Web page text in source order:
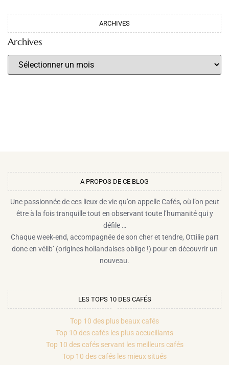
ARCHIVES
Archives
A PROPOS DE CE BLOG​
Une passionnée de ces lieux de vie qu’on appelle Cafés, où l’on peut
être à la fois tranquille tout en observant toute l’humanité qui y
défile …
Chaque week-end, accompagnée de son cher et tendre, Ottilie part
donc en vélib’ (origines hollandaises oblige !) pour en découvrir un
nouveau.
LES TOPS 10 DES CAFÉS
Top 10 des plus beaux cafés
Top 10 des cafés les plus accueillants
Top 10 des cafés servant les meilleurs cafés
Top 10 des cafés les mieux situés